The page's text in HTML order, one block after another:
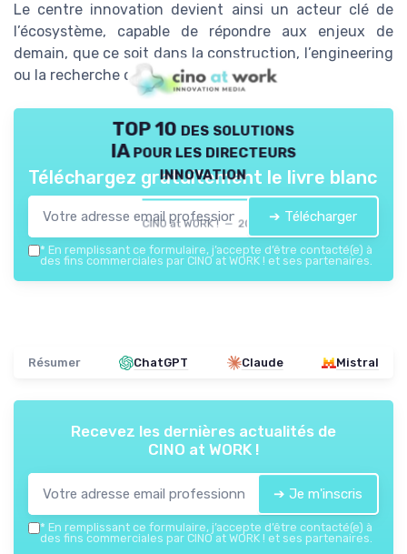
Le centre innovation devient ainsi un acteur clé de
l’écosystème, capable de répondre aux enjeux de
demain, que ce soit dans la construction, l’engineering
ou la recherche certification.
TOP 10 des solutions
IA pour les directeurs
innovation
CINO at WORK ! — 2026
Téléchargez gratuitement le livre blanc
➔ Télécharger
* En remplissant ce formulaire, j’accepte d’être contacté(e) à
des fins commerciales par CINO at WORK ! et ses partenaires.
Résumer ChatGPT Claude Mistral
Recevez les dernières actualités de
CINO at WORK !
➔ Je m'inscris
* En remplissant ce formulaire, j’accepte d’être contacté(e) à
des fins commerciales par CINO at WORK ! et ses partenaires.